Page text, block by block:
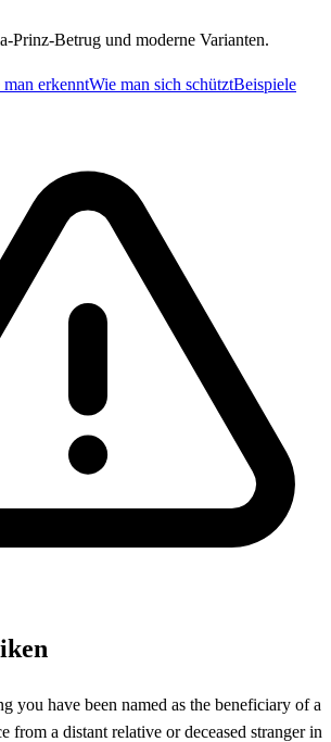
Prinz-Betrug und moderne Varianten.
man erkenntWie man sich schütztBeispiele
you have been named as the beneficiary of a
from a distant relative or deceased stranger in